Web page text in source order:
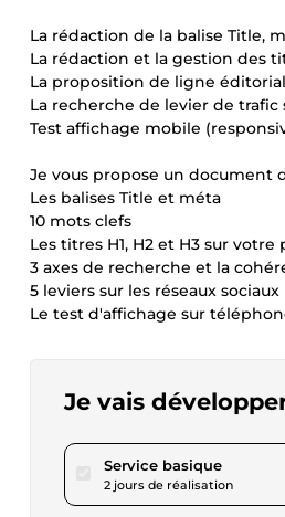
La rédaction de la balise Title,
La rédaction et la gestion des
La proposition de ligne
La recherche de levier de trafic
Test affichage mobile
Je vous propose un document
Les balises Title et méta
10 mots clefs
Les titres H1, H2 et H3 sur votre
3 axes de recherche et la
5 leviers sur les réseaux sociaux
Le test d'affichage sur
Je vais
Service basiquepour
2 jours de réalisation